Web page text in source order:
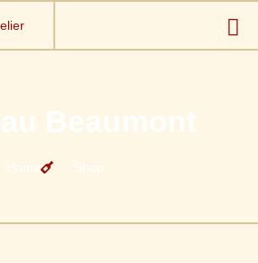
Beaumont
Home Shop